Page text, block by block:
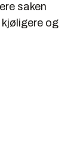
saken
og